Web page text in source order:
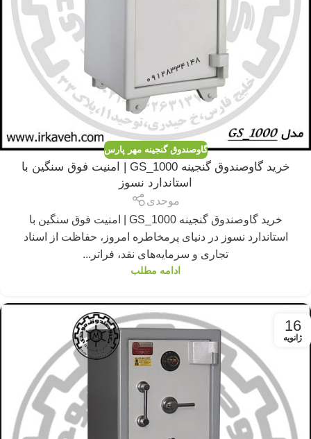
گاوصندوق گنجینه مهر پارس
خرید گاوصندوق گنجینه GS_1000 | امنیت فوق سنگین با
استاندارد نسوز
موحدی
خرید گاوصندوق گنجینه GS_1000 | امنیت فوق سنگین با
استاندارد نسوز در دنیای پرمخاطره امروز، حفاظت از اسناد
تجاری و سرمایه‌های نقد، فراتر...
ادامه مطلب
16
ژانویه